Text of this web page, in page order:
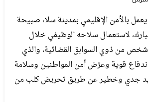
بالأمن الإقليمي بمدينة سلا، صبيحة
لاستعمال سلاحه الوظيفي خلال
من ذوي السوابق القضائية، والذي
قوية وعرّض أمن المواطنين وسلامة
جدي وخطير عن طريق تحريض كلب من